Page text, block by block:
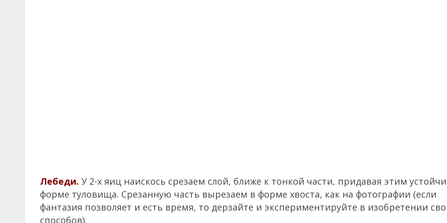
Лебеди. У 2-х яиц наискось срезаем слой, ближе к тонкой части, придавая этим
форме туловища. Срезанную часть вырезаем в форме хвоста, как на фотографии (если
фантазия позволяет и есть время, то дерзайте и экспериментируйте в изобретении
способов).